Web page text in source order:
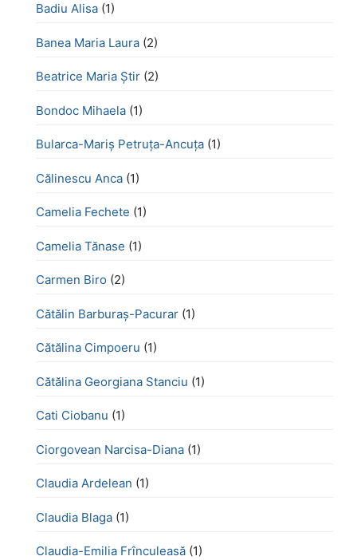
Badiu Alisa (1)
Banea Maria Laura (2)
Beatrice Maria Știr (2)
Bondoc Mihaela (1)
Bularca-Mariș Petruța-Ancuța (1)
Călinescu Anca (1)
Camelia Fechete (1)
Camelia Tănase (1)
Carmen Biro (2)
Cătălin Barburaș-Pacurar (1)
Cătălina Cimpoeru (1)
Cătălina Georgiana Stanciu (1)
Cati Ciobanu (1)
Ciorgovean Narcisa-Diana (1)
Claudia Ardelean (1)
Claudia Blaga (1)
Claudia-Emilia Frînculeasă (1)